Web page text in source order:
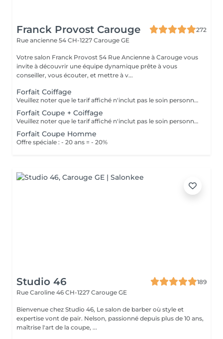
Franck Provost Carouge
272
Rue ancienne 54 CH-1227 Carouge GE
Votre salon Franck Provost 54 Rue Ancienne à Carouge vous
invite à découvrir une équipe dynamique prête à vous
conseiller, vous écouter, et mettre à v...
Forfait Coiffage
Veuillez noter que le tarif affiché n'inclut pas le soin personnalisé. Offre spéciale : - 20 ans = - 20%
Forfait Coupe + Coiffage
Veuillez noter que le tarif affiché n'inclut pas le soin personnalisé. Offre spéciale : - 20 ans = - 20%
Forfait Coupe Homme
Offre spéciale : - 20 ans = - 20%
Studio 46
189
Rue Caroline 46 CH-1227 Carouge GE
Bienvenue chez Studio 46, Le salon de barber où style et
expertise vont de pair. Nelson, passionné depuis plus de 10 ans,
maîtrise l'art de la coupe, ...